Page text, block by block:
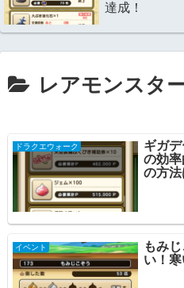
達成！
レアモンスタ
ドラクエウォーク
ギガ
の効
の方法
イベント
もみ
い！寒